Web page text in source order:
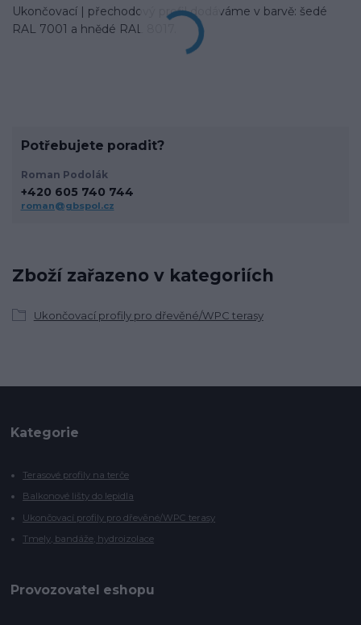
Ukončovací | přechodový profil dodáváme v barvě: šedé
RAL 7001 a hnědé RAL 8017.
Zboží zařazeno v kategoriích
Ukončovací profily pro dřevěné/WPC terasy
Potřebujete poradit?
Roman Podolák
+420 605 740 744
roman@gbspol.cz
Kategorie
Terasové profily na terče
Balkonové lišty do lepidla
Ukončovací profily pro dřevěné/WPC terasy
Tmely, bandáže, hydroizolace
Provozovatel eshopu